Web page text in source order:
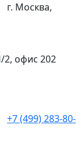
г. Москва,
офис 202
+7 (499) 283-80-